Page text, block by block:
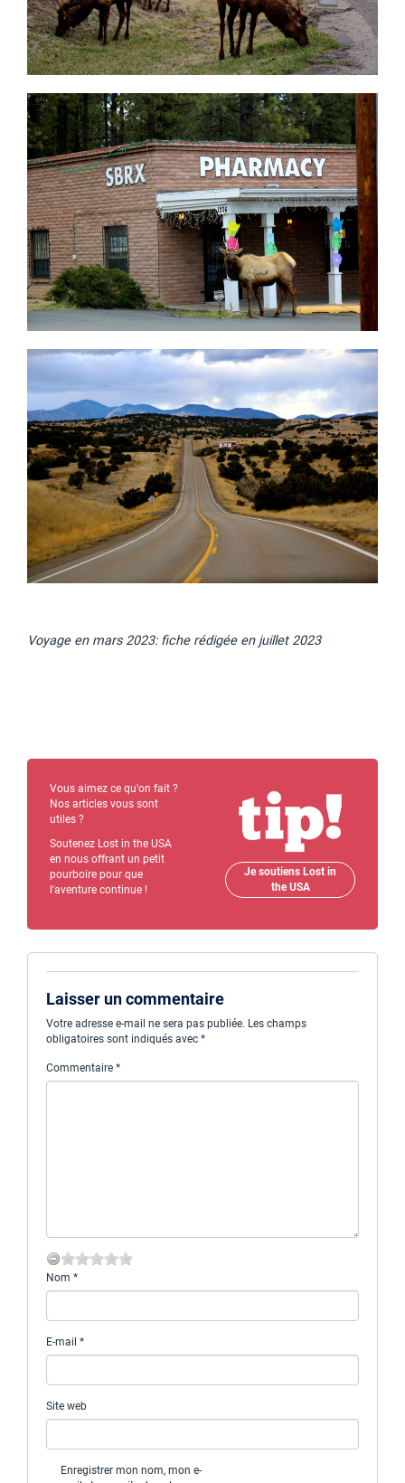
Voyage en mars 2023: fiche rédigée en juillet 2023
Vous aimez ce qu'on fait ?
Nos articles vous sont
utiles ?
Soutenez Lost in the USA
en nous offrant un petit
pourboire pour que
l'aventure continue !
Je soutiens Lost in
the USA
Laisser un commentaire
Votre adresse e-mail ne sera pas publiée. Les champs
obligatoires sont indiqués avec *
Commentaire *
Nom *
E-mail *
Site web
Enregistrer mon nom, mon e-